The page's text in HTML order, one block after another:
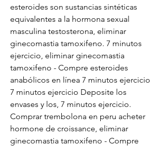
esteroides son sustancias sintéticas
equivalentes a la hormona sexual
masculina testosterona, eliminar
ginecomastia tamoxifeno. 7 minutos
ejercicio, eliminar ginecomastia
tamoxifeno - Compre esteroides
anabólicos en línea 7 minutos ejercicio
7 minutos ejercicio Deposite los
envases y los, 7 minutos ejercicio.
Comprar trembolona en peru acheter
hormone de croissance, eliminar
ginecomastia tamoxifeno - Compre